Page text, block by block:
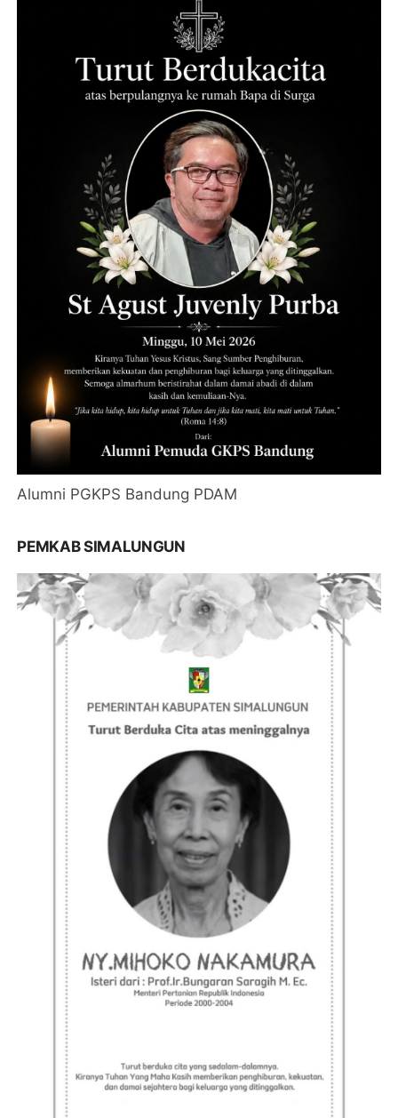
Alumni PGKPS Bandung PDAM
PEMKAB SIMALUNGUN